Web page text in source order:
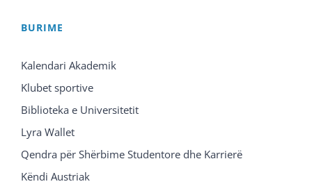
BURIME
Kalendari Akademik
Klubet sportive
Biblioteka e Universitetit
Lyra Wallet
Qendra për Shërbime Studentore dhe Karrierë
Këndi Austriak